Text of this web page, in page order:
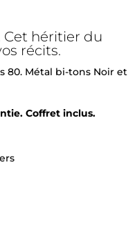
Cet héritier du
récits.
80. Métal bi-tons Noir et
Coffret inclus.